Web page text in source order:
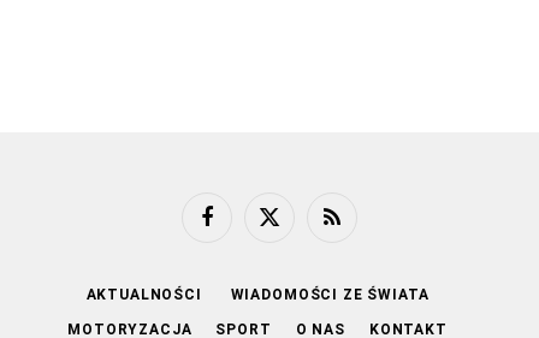
FacebookX
RSS
AKTUALNOŚCI WIADOMOŚCI ZE ŚWIATA
MOTORYZACJA SPORT O NAS KONTAKT